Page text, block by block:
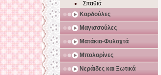
Σπαθιά
Καρδούλες
Μαγισσούλες
Ματάκια-Φυλαχτά
Μπαλαρίνες
Νεράιδες και Ξωτικά